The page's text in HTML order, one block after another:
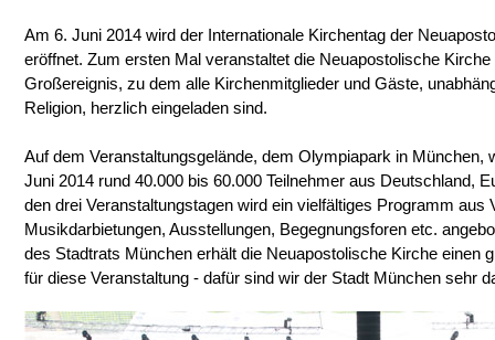
Am 6. Juni 2014 wird der Internationale Kirchentag der
eröffnet. Zum ersten Mal veranstaltet die Neuapostolische
Großereignis, zu dem alle Kirchenmitglieder und Gäste,
Religion, herzlich eingeladen sind.
Auf dem Veranstaltungsgelände, dem Olympiapark in München,
Juni 2014 rund 40.000 bis 60.000 Teilnehmer aus Deutschland,
den drei Veranstaltungstagen wird ein vielfältiges Programm aus
Musikdarbietungen, Ausstellungen, Begegnungsforen etc.
des Stadtrats München erhält die Neuapostolische Kirche einen
für diese Veranstaltung - dafür sind wir der Stadt München sehr